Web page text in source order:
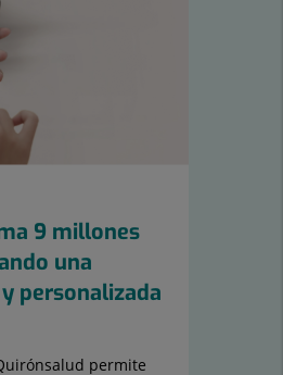
9 millones
una
personalizada
permite